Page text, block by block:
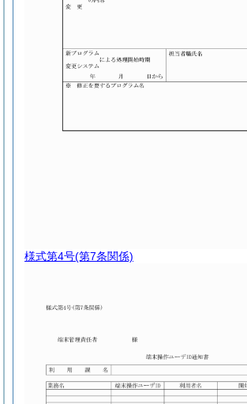
様式第4号(第7条関係)